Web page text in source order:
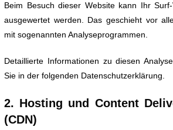
Beim Besuch dieser Website kann Ihr
ausgewertet werden. Das geschieht vor
mit sogenannten Analyseprogrammen.
Detaillierte Informationen zu diesen
Sie in der folgenden Datenschutzerklärung.
2. Hosting und Content
(CDN)